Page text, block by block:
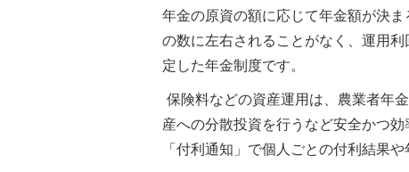
年金の原資の額に応じて年金額が決
の数に左右されることがなく、運用
定した年金制度です。
保険料などの資産運用は、農業者年
産への分散投資を行うなど安全かつ
「付利通知」で個人ごとの付利結果